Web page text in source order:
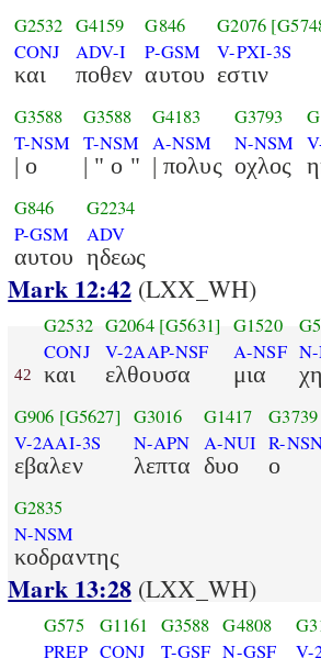
G2532
CONJ
και
G4159
ADV-I
ποθεν
G846
P-GSM
αυτου
G2076
V-PXI-3S
εστιν
G3588
T-NSM
| ο
G3588
T-NSM
| " ο "
G4183
A-NSM
| πολυς
G3793
N-NSM
οχλος
G846
P-GSM
αυτου
G2234
ADV
ηδεως
Mark 12:42(LXX_WH)
42
G2532
CONJ
και
G2064 [G5631]
V-2AAP-NSF
ελθουσα
G1520
A-NSF
μια
G906 [G5627]
V-2AAI-3S
εβαλεν
G3016
N-APN
λεπτα
G1417
A-NUI
δυο
G3739
R-
ο
G2835
N-NSM
κοδραντης
Mark 13:28(LXX_WH)
G575
PREP
G1161
CONJ
G3588
T-GSF
G4808
N-GSF
V-